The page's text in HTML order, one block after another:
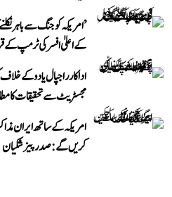
’امریکہ کو جنگ سے باہر
کے اعلیٰ افسر کی ٹرمپ کے
اداکار راجپال یادو کے
مجسٹریٹ سے تحقیقات کا
امریکہ کے ساتھ ایران
کریں گے: صدر پیزشکیان